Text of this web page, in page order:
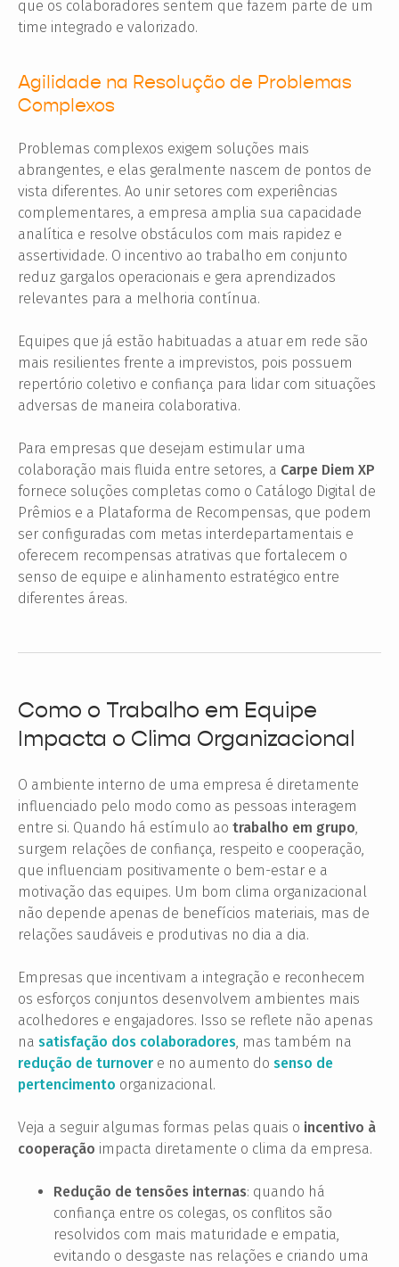
que os colaboradores sentem que fazem parte de um
time integrado e valorizado.
Agilidade na Resolução de Problemas
Complexos
Problemas complexos exigem soluções mais
abrangentes, e elas geralmente nascem de pontos de
vista diferentes. Ao unir setores com experiências
complementares, a empresa amplia sua capacidade
analítica e resolve obstáculos com mais rapidez e
assertividade. O incentivo ao trabalho em conjunto
reduz gargalos operacionais e gera aprendizados
relevantes para a melhoria contínua.
Equipes que já estão habituadas a atuar em rede são
mais resilientes frente a imprevistos, pois possuem
repertório coletivo e confiança para lidar com situações
adversas de maneira colaborativa.
Para empresas que desejam estimular uma
colaboração mais fluida entre setores, a Carpe Diem XP
fornece soluções completas como o Catálogo Digital de
Prêmios e a Plataforma de Recompensas, que podem
ser configuradas com metas interdepartamentais e
oferecem recompensas atrativas que fortalecem o
senso de equipe e alinhamento estratégico entre
diferentes áreas.
Como o Trabalho em Equipe
Impacta o Clima Organizacional
O ambiente interno de uma empresa é diretamente
influenciado pelo modo como as pessoas interagem
entre si. Quando há estímulo ao trabalho em grupo,
surgem relações de confiança, respeito e cooperação,
que influenciam positivamente o bem-estar e a
motivação das equipes. Um bom clima organizacional
não depende apenas de benefícios materiais, mas de
relações saudáveis e produtivas no dia a dia.
Empresas que incentivam a integração e reconhecem
os esforços conjuntos desenvolvem ambientes mais
acolhedores e engajadores. Isso se reflete não apenas
na satisfação dos colaboradores, mas também na
redução de turnover e no aumento do senso de
pertencimento organizacional.
Veja a seguir algumas formas pelas quais o incentivo à
cooperação impacta diretamente o clima da empresa.
Redução de tensões internas: quando há
confiança entre os colegas, os conflitos são
resolvidos com mais maturidade e empatia,
evitando o desgaste nas relações e criando uma